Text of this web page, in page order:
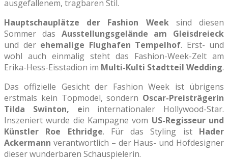
ausgefallenem, tragbaren Stil.
Hauptschauplätze der Fashion Weeksind diesen
Sommer das Ausstellungsgelände am Gleisdreieck
und der ehemalige Flughafen Tempelhof. Erst- und
wohl auch einmalig steht das Fashion-Week-Zelt am
Erika-Hess-Eisstadion im Multi-Kulti Stadtteil Wedding.
Das offizielle Gesicht der Fashion Week ist übrigens
erstmals kein Topmodel, sondern Oscar-Preisträgerin
Tilda Swinton, ein internationaler Hollywood-Star.
Inszeniert wurde die Kampagne vom US-Regisseur und
Künstler Roe Ethridge. Für das Styling ist Hader
Ackermann verantwortlich – der Haus- und Hofdesigner
dieser wunderbaren Schauspielerin.